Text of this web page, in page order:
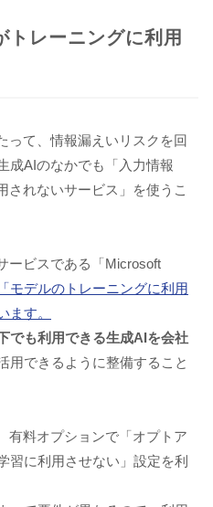
トレーニングに利用
って、情報漏えいリスクを回
成AIのなかでも「入力情報
されないサービス」を使うこ
ービスである「Microsoft
モデルのトレーニングに利用
ます。
でも利用できる生成AIを会社
用できるように整備すること
有料オプションで「オプトア
習に利用させない」設定を利